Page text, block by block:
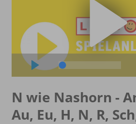
N wie Nashorn -
Au, Eu, H, N, R,